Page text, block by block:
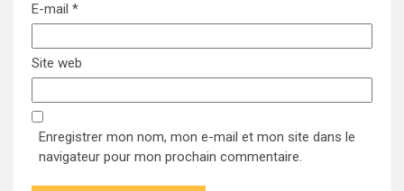
E-mail *
Site web
Enregistrer mon nom, mon e-mail et mon site dans le
navigateur pour mon prochain commentaire.